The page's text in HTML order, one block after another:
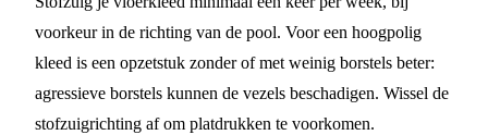
voorkeur in de richting van de pool. Voor een hoogpolig
kleed is een opzetstuk zonder of met weinig borstels beter:
agressieve borstels kunnen de vezels beschadigen. Wissel de
stofzuigrichting af om platdrukken te voorkomen.